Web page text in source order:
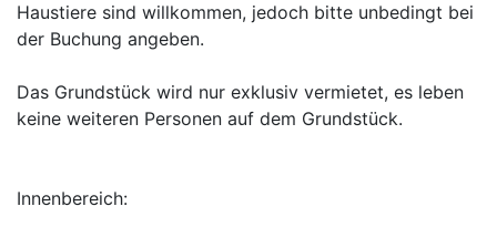
Haustiere sind willkommen, jedoch bitte unbedingt bei
der Buchung angeben.
Das Grundstück wird nur exklusiv vermietet, es leben
keine weiteren Personen auf dem Grundstück.
Innenbereich: